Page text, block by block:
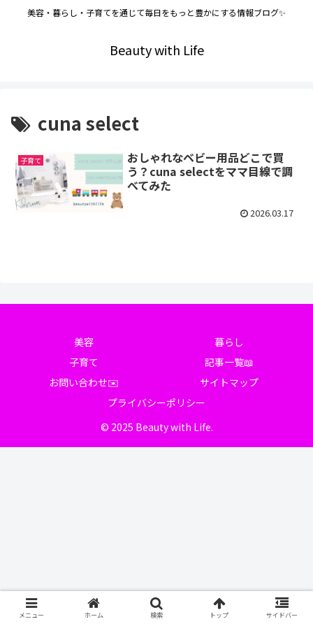
美容・暮らし・子育てを通じて毎日をもっと豊かにする情報ブログ✨
Beauty with Life
cuna select
子育て
おしゃれなベビー用品どこで買
う？cuna selectをママ目線で調
べてみた
2026.03.17
美容
暮らし
子育て
記事一覧📖
お問い合わせ✉️
サイトマップ
プライバシーポリシー
© 2025 Beauty with Life.
メニュー ホーム 検索 トップ サイドバー